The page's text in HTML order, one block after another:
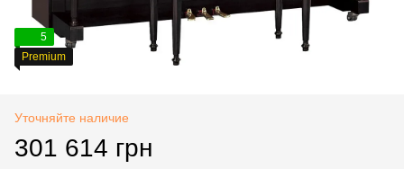
5
Premium
Уточняйте наличие
301 614 грн